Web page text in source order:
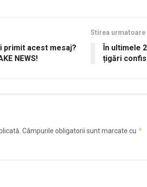
primit acest mesaj?
NEWS!
Stirea urmatoare
În ultimele
țigări
Câmpurile obligatorii sunt marcate cu *